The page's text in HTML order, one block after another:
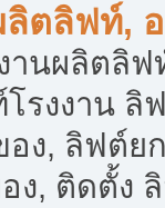
ลิตลิฟท์,
านผลิตลิ
รงงาน ลิ
ง, ลิฟต์ย
ง, ติดตั้ง